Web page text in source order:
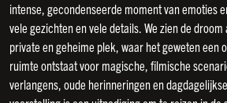
intense, gecondenseerde moment van emoties
vele gezichten en vele details. We zien de
private en geheime plek, waar het geweten een
ruimte ontstaat voor magische, filmische
verlangens, oude herinneringen en